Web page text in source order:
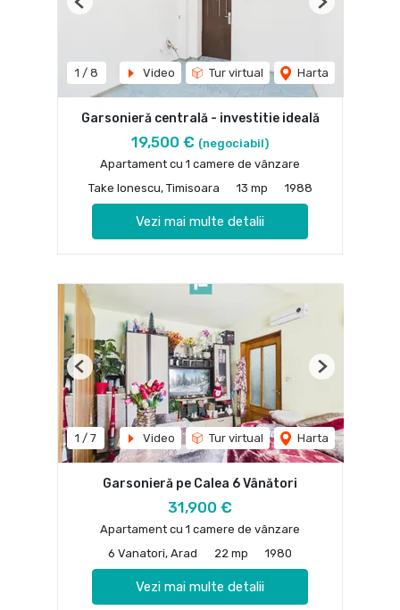
1 / 8 Video Tur virtual Harta
Previous Next
Garsonieră centrală - investitie ideală
19,500 € (negociabil)
Apartament cu 1 camere de vânzare
Take Ionescu, Timisoara
13 mp 1988
Vezi mai multe detalii
1 / 7 Video Tur virtual Harta
Previous Next
Garsonieră pe Calea 6 Vânători
31,900 €
Apartament cu 1 camere de vânzare
6 Vanatori, Arad
22 mp 1980
Vezi mai multe detalii